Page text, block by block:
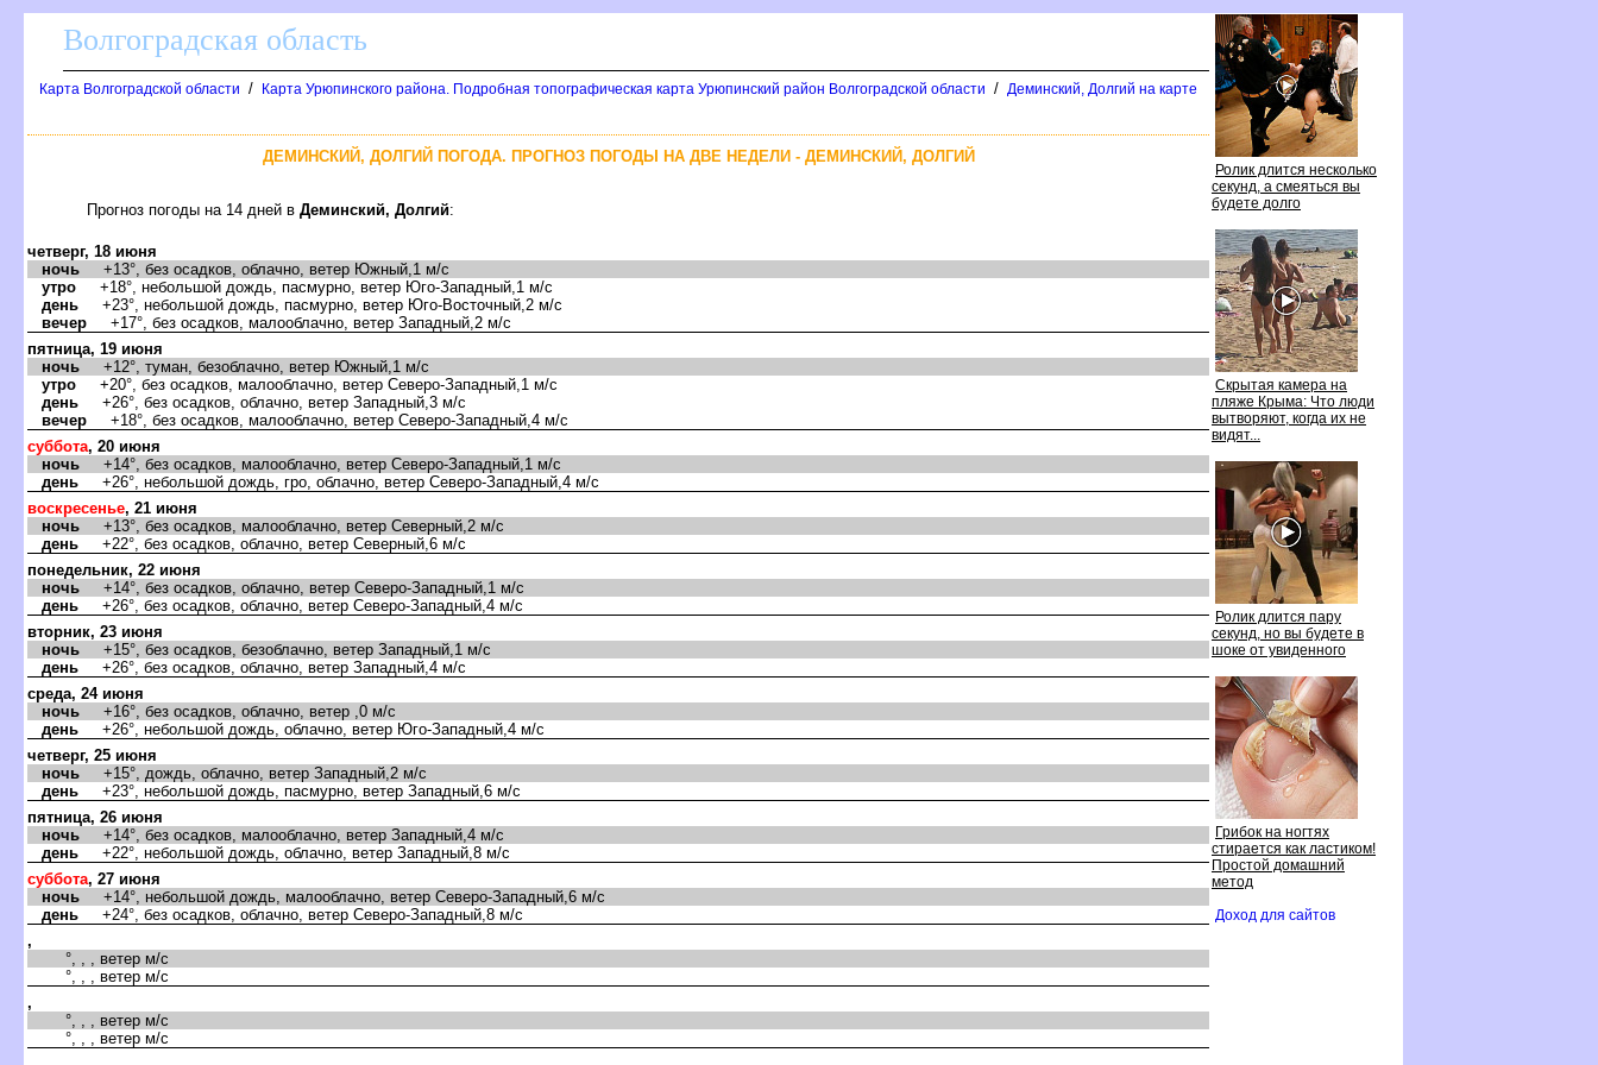
Ролик длится несколько
секунд, а смеяться вы
удете долго
Скрытая камера на
пляже Крыма: Что люди
ытворяют, когда их не
идят...
Ролик длится пару
секунд, но вы будете
шоке от увиденного
Грибок на ногтях
стирается как ластиком!
Простой домашний
метод
Доход для сайто
олгоградская область
Карта Волгоградской области / Карта Урюпинского района. Подробная топографическая карта Урюпинский район Волгоградской области / Деминский, Долгий на карте
ДЕМИНСКИЙ, ДОЛГИЙ ПОГОДА. ПРОГНОЗ ПОГОДЫ НА ДВЕ НЕДЕЛИ - ДЕМИНСКИЙ, ДОЛГИЙ
Прогноз погоды на 14 дней Деминский, Долгий:
четверг, 18 июня
ночь +13°, без осадков, облачно, ветер Южный,1 м/с
утро +18°, небольшой дождь, пасмурно, ветер Юго-Западный,1 м/с
день +23°, небольшой дождь, пасмурно, ветер Юго-Восточный,2 м/с
ечер +17°, без осадков, малооблачно, ветер Западный,2 м/с
пятница, 19 июня
ночь +12°, туман, безоблачно, ветер Южный,1 м/с
утро +20°, без осадков, малооблачно, ветер Северо-Западный,1 м/с
день +26°, без осадков, облачно, ветер Западный,3 м/с
ечер +18°, без осадков, малооблачно, ветер Северо-Западный,4 м/с
суббота, 20 июня
ночь +14°, без осадков, малооблачно, ветер Северо-Западный,1 м/с
день +26°, небольшой дождь, гро, облачно, ветер Северо-Западный,4 м/с
оскресенье, 21 июня
ночь +13°, без осадков, малооблачно, ветер Северный,2 м/с
день +22°, без осадков, облачно, ветер Северный,6 м/с
понедельник, 22 июня
ночь +14°, без осадков, облачно, ветер Северо-Западный,1 м/с
день +26°, без осадков, облачно, ветер Северо-Западный,4 м/с
торник, 23 июня
ночь +15°, без осадков, безоблачно, ветер Западный,1 м/с
день +26°, без осадков, облачно, ветер Западный,4 м/с
среда, 24 июня
ночь +16°, без осадков, облачно, ветер ,0 м/с
день +26°, небольшой дождь, облачно, ветер Юго-Западный,4 м/с
четверг, 25 июня
ночь +15°, дождь, облачно, ветер Западный,2 м/с
день +23°, небольшой дождь, пасмурно, ветер Западный,6 м/с
пятница, 26 июня
ночь +14°, без осадков, малооблачно, ветер Западный,4 м/с
день +22°, небольшой дождь, облачно, ветер Западный,8 м/с
суббота, 27 июня
ночь +14°, небольшой дождь, малооблачно, ветер Северо-Западный,6 м/с
день +24°, без осадков, облачно, ветер Северо-Западный,8 м/с
,
°, , , ветер м/с
°, , , ветер м/с
,
°, , , ветер м/с
°, , , ветер м/с